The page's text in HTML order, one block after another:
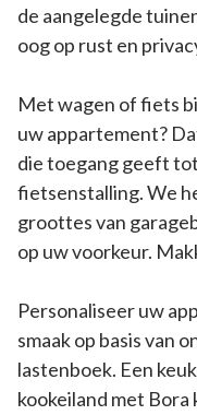
de aangelegde
oog op rust en
Met wagen of fiets
uw appartement?
die toegang geeft
fietsenstalling. We
groottes van
op uw voorkeur.
Personaliseer uw
smaak op basis van
lastenboek. Een
kookeiland met Bora